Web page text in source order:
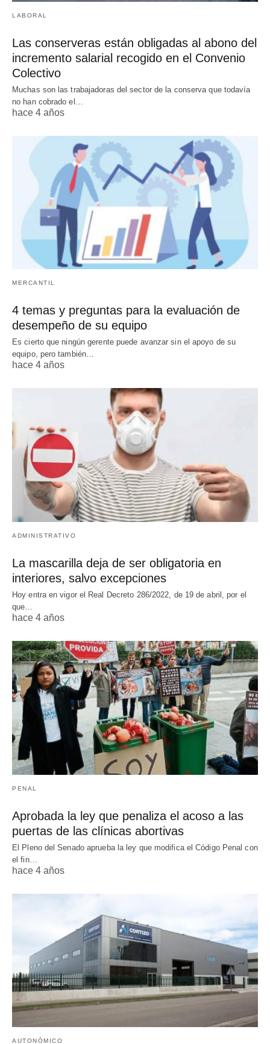
LABORAL
Las conserveras están obligadas al abono del
incremento salarial recogido en el Convenio
Colectivo
Muchas son las trabajadoras del sector de la conserva que todavía
no han cobrado el…
hace 4 años
MERCANTIL
4 temas y preguntas para la evaluación de
desempeño de su equipo
Es cierto que ningún gerente puede avanzar sin el apoyo de su
equipo, pero también…
hace 4 años
ADMINISTRATIVO
La mascarilla deja de ser obligatoria en
interiores, salvo excepciones
Hoy entra en vigor el Real Decreto 286/2022, de 19 de abril, por el
que…
hace 4 años
PENAL
Aprobada la ley que penaliza el acoso a las
puertas de las clínicas abortivas
El Pleno del Senado aprueba la ley que modifica el Código Penal con
el fin…
hace 4 años
AUTONÓMICO